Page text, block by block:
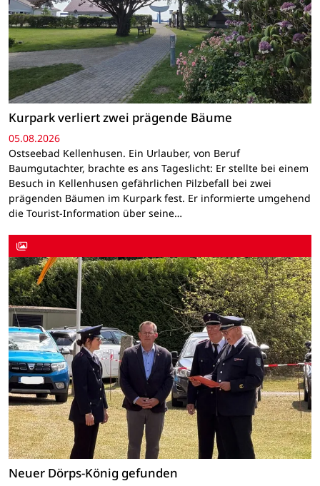
Kurpark verliert zwei prägende Bäume
05.08.2026
Ostseebad Kellenhusen. Ein Urlauber, von Beruf
Baumgutachter, brachte es ans Tageslicht: Er stellte bei einem
Besuch in Kellenhusen gefährlichen Pilzbefall bei zwei
prägenden Bäumen im Kurpark fest. Er informierte umgehend
die Tourist-Information über seine…
Neuer Dörps-König gefunden